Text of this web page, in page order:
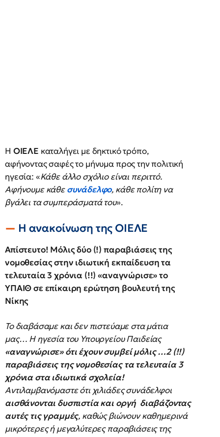
Η ΟΙΕΛΕ καταλήγει με δηκτικό τρόπο,
αφήνοντας σαφές το μήνυμα προς την πολιτική
ηγεσία: «Κάθε άλλο σχόλιο είναι περιττό.
Αφήνουμε κάθεσυνάδελφο, κάθε πολίτη να
βγάλει τα συμπεράσματά του».
Η ανακοίνωση της ΟΙΕΛΕ
Απίστευτο! Μόλις δύο (!) παραβιάσεις της
νομοθεσίας στην ιδιωτική εκπαίδευση τα
τελευταία 3 χρόνια (!!) «αναγνώρισε» το
ΥΠΑΙΘ σε επίκαιρη ερώτηση βουλευτή της
Νίκης
Το διαβάσαμε και δεν πιστεύαμε στα μάτια
μας… Η ηγεσία του Υπουργείου Παιδείας
«αναγνώρισε» ότι έχουν συμβεί μόλις …2 (!!)
παραβιάσεις της νομοθεσίας τα τελευταία 3
χρόνια στα ιδιωτικά σχολεία!
Αντιλαμβανόμαστε ότι χιλιάδες συνάδελφοι
αισθάνονται δυσπιστία και οργή διαβάζοντας
αυτές τις γραμμές, καθώς βιώνουν καθημερινά
μικρότερες ή μεγαλύτερες παραβιάσεις της